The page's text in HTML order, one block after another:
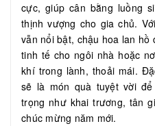
cực, giúp cân bằng luồng
thịnh vượng cho gia chủ.
vẫn nổi bật, chậu hoa lan
tinh tế cho ngôi nhà hoặc
khí trong lành, thoải mái.
sẽ là món quà tuyệt vời
trọng như khai trương, tân
chúc mừng năm mới.